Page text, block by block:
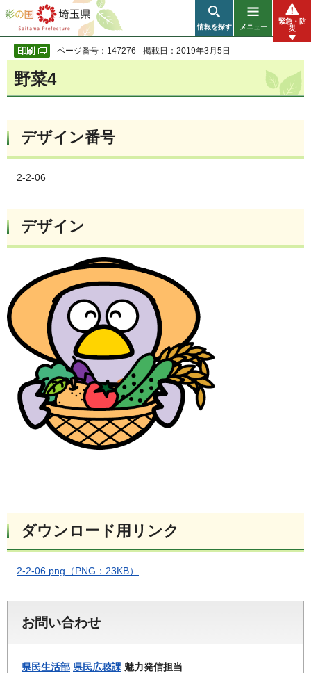
彩の国 埼玉県
情報を探す メニュー
緊急・防
災
ページ番号：147276 掲載日：2019年3月5日
野菜4
デザイン番号
2-2-06
デザイン
ダウンロード用リンク
2-2-06.png（PNG：23KB）
お問い合わせ
県民生活部 県民広聴課 魅力発信担当